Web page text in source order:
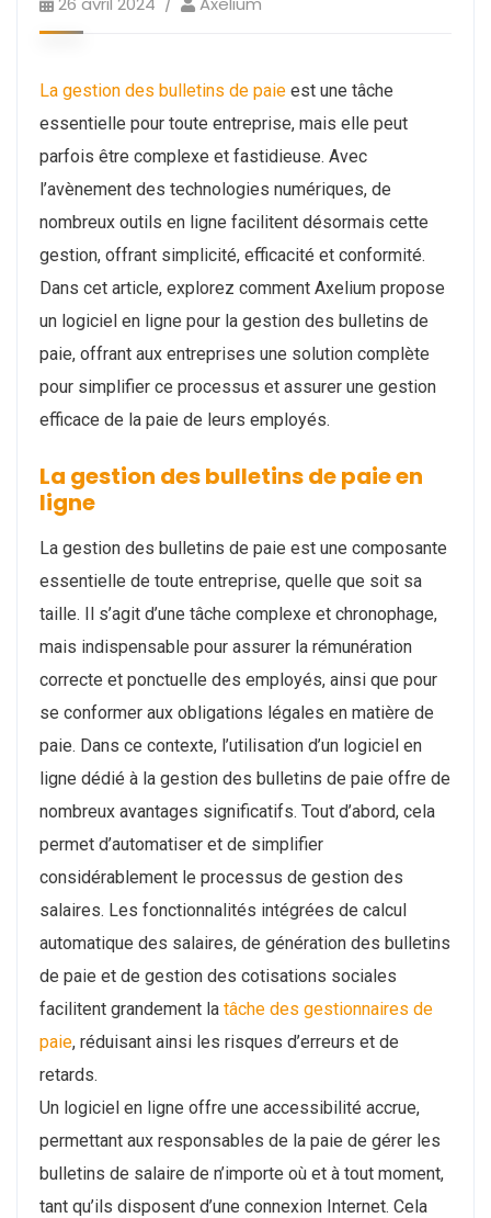
La gestion des bulletins de paie est une tâche
essentielle pour toute entreprise, mais elle peut
parfois être complexe et fastidieuse. Avec
l’avènement des technologies numériques, de
nombreux outils en ligne facilitent désormais cette
gestion, offrant simplicité, efficacité et conformité.
Dans cet article, explorez comment Axelium propose
un logiciel en ligne pour la gestion des bulletins de
paie, offrant aux entreprises une solution complète
pour simplifier ce processus et assurer une gestion
efficace de la paie de leurs employés.
La gestion des bulletins de paie en
ligne
La gestion des bulletins de paie est une composante
essentielle de toute entreprise, quelle que soit sa
taille. Il s’agit d’une tâche complexe et chronophage,
mais indispensable pour assurer la rémunération
correcte et ponctuelle des employés, ainsi que pour
se conformer aux obligations légales en matière de
paie. Dans ce contexte, l’utilisation d’un logiciel en
ligne dédié à la gestion des bulletins de paie offre de
nombreux avantages significatifs. Tout d’abord, cela
permet d’automatiser et de simplifier
considérablement le processus de gestion des
salaires. Les fonctionnalités intégrées de calcul
automatique des salaires, de génération des bulletins
de paie et de gestion des cotisations sociales
facilitent grandement la tâche des gestionnaires de
paie, réduisant ainsi les risques d’erreurs et de
retards.
Un logiciel en ligne offre une accessibilité accrue,
permettant aux responsables de la paie de gérer les
bulletins de salaire de n’importe où et à tout moment,
tant qu’ils disposent d’une connexion Internet. Cela